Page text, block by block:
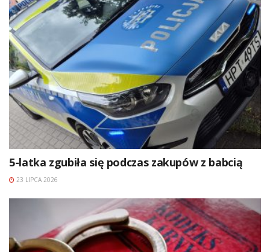
5-latka zgubiła się podczas zakupów z babcią
23 LIPCA 2026